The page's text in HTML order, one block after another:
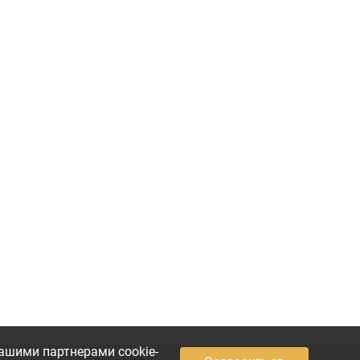
партнерами cookie-